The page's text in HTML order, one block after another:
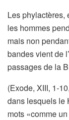
Les phylactères,
les hommes
mais non
bandes vient de
passages de la
(Exode, XIII, 1-
dans lesquels le
mots «comme